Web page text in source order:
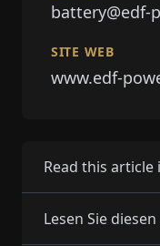
battery@edf-
SITE WEB
www.edf-
Read this article
Lesen Sie